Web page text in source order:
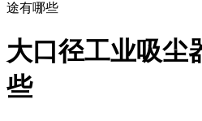
途有哪些
大口径工业吸尘
些